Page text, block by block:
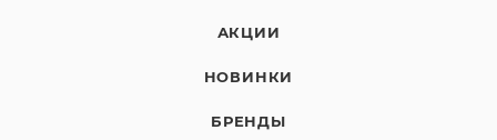
АКЦИИ
НОВИНКИ
БРЕНДЫ